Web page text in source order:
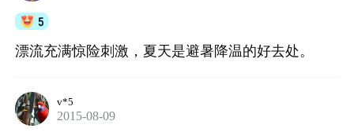
5
漂流充满惊险刺激，夏天是避暑降温的好去处。
v*5
2015-08-09